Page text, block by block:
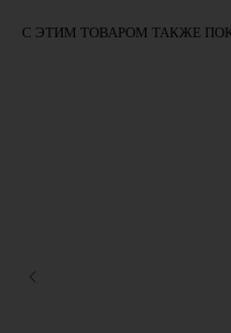
С ЭТИМ ТОВАРОМ ТАКЖЕ